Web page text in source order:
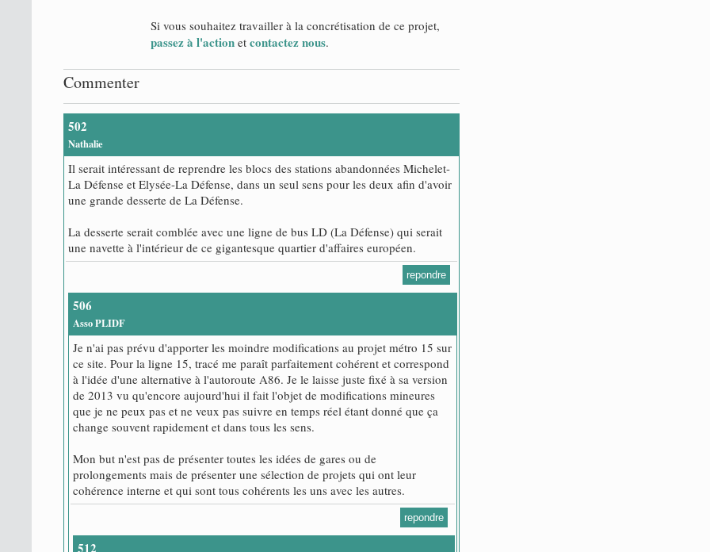
Si vous souhaitez travailler à la concrétisation de ce projet,
passez à l'action et contactez nous.
Commenter
502
Nathalie
Il serait intéressant de reprendre les blocs des stations abandonnées Michelet-
La Défense et Elysée-La Défense, dans un seul sens pour les deux afin d'avoir
une grande desserte de La Défense.
La desserte serait comblée avec une ligne de bus LD (La Défense) qui serait
une navette à l'intérieur de ce gigantesque quartier d'affaires européen.
repondre
506
Asso PLIDF
Je n'ai pas prévu d'apporter les moindre modifications au projet métro 15 sur
ce site. Pour la ligne 15, tracé me paraît parfaitement cohérent et correspond
à l'idée d'une alternative à l'autoroute A86. Je le laisse juste fixé à sa version
de 2013 vu qu'encore aujourd'hui il fait l'objet de modifications mineures
que je ne peux pas et ne veux pas suivre en temps réel étant donné que ça
change souvent rapidement et dans tous les sens.
Mon but n'est pas de présenter toutes les idées de gares ou de
prolongements mais de présenter une sélection de projets qui ont leur
cohérence interne et qui sont tous cohérents les uns avec les autres.
repondre
512